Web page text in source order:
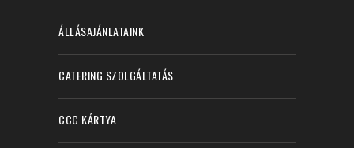
ÁLLÁSAJÁNLATAINK
CATERING SZOLGÁLTATÁS
CCC KÁRTYA